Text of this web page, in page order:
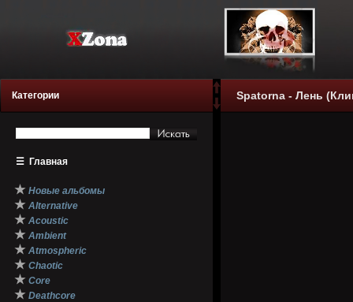
Категории
☰ Главная
★ Новые альбомы
★ Alternative
★ Acoustic
★ Ambient
★ Atmospheric
★ Chaotic
★ Core
★ Deathcore
Spatorna - Лень